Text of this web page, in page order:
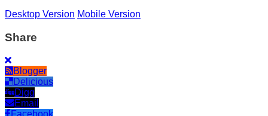
Desktop Version Mobile Version
Share
Blogger
Delicious
Digg
Email